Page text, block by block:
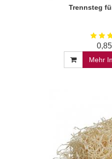
Trennsteg
Mehr